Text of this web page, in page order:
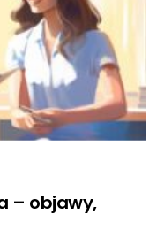
– objawy,